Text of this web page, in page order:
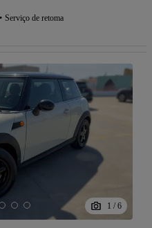
Serviço de retoma
1 / 6